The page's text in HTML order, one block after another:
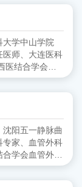
大学中山学院
医师、大连医科
医结合学会周
中西医结合学
、大连市医师
阳五一静脉曲
专家、血管外科
学会血管外科
锦州医学院